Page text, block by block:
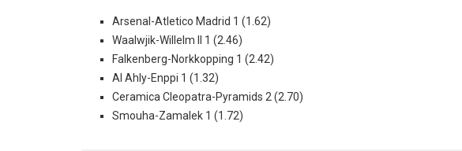
Arsenal-Atletico Madrid 1 (1.62)
Waalwjik-Willelm II 1 (2.46)
Falkenberg-Norkkopping 1 (2.42)
Al Ahly-Enppi 1 (1.32)
Ceramica Cleopatra-Pyramids 2 (2.70)
Smouha-Zamalek 1 (1.72)